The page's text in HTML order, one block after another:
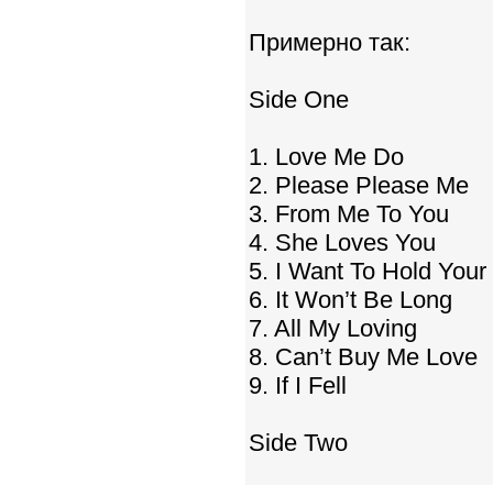
Примерно так:
Side One
1. Love Me Do
2. Please Please Me
3. From Me To You
4. She Loves You
5. I Want To Hold
6. It Won’t Be Long
7. All My Loving
8. Can’t Buy Me Love
9. If I Fell
Side Two